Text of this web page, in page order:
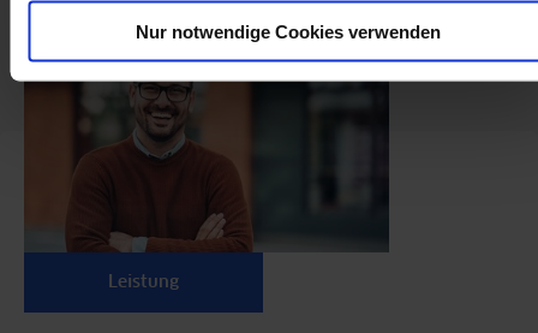
Nur notwendige Cookies verwenden
Leistung